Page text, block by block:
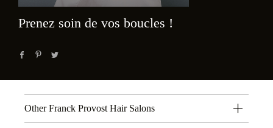
Prenez soin de vos boucles !
Other Franck Provost Hair Salons